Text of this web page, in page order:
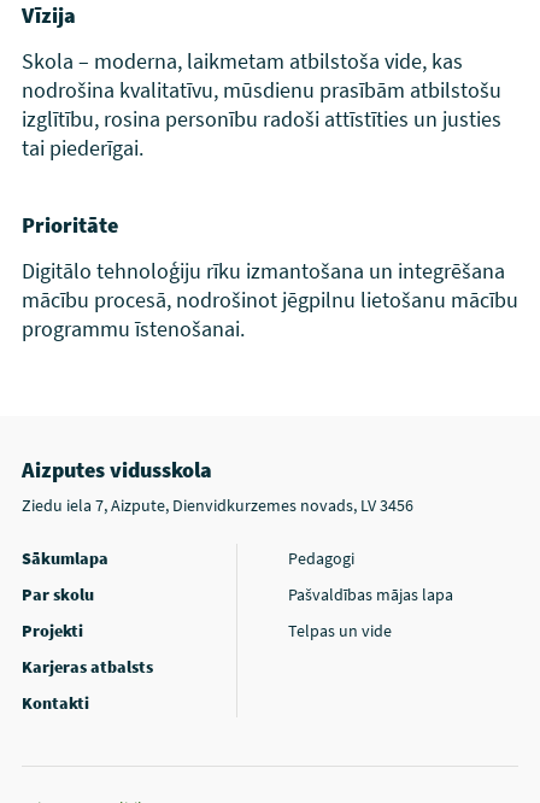
Vīzija
Skola – moderna, laikmetam atbilstoša vide, kas
nodrošina kvalitatīvu, mūsdienu prasībām atbilstošu
izglītību, rosina personību radoši attīstīties un justies
tai piederīgai.
Prioritāte
Digitālo tehnoloģiju rīku izmantošana un integrēšana
mācību procesā, nodrošinot jēgpilnu lietošanu mācību
programmu īstenošanai.
Aizputes vidusskola
Ziedu iela 7, Aizpute, Dienvidkurzemes novads, LV 3456
Sākumlapa
Par skolu
Projekti
Karjeras atbalsts
Kontakti
Pedagogi
Pašvaldības mājas lapa
Telpas un vide